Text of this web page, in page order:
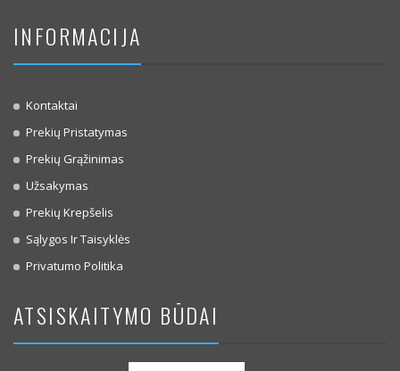
INFORMACIJA
Kontaktai
Prekių Pristatymas
Prekių Grąžinimas
Užsakymas
Prekių Krepšelis
Sąlygos Ir Taisyklės
Privatumo Politika
ATSISKAITYMO BŪDAI